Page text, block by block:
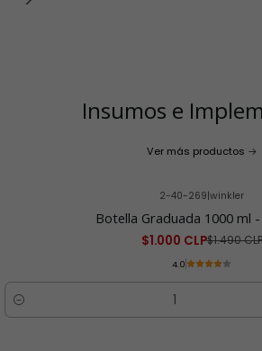
Insumos e
Ver más productos
2-40-269|winkler
Botella Graduada 1000 ml
$1.000 CLP$1.490 CLP
4.0
Cantidad